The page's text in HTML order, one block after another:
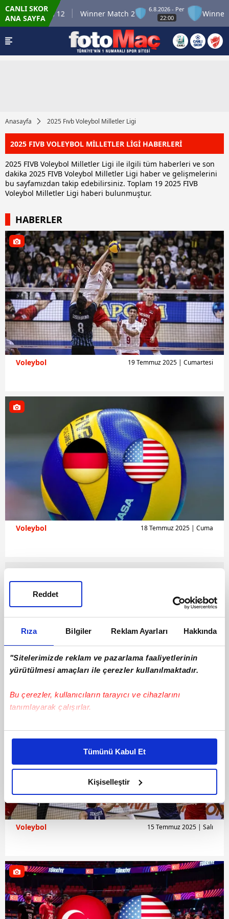
Rıza Bilgiler Reklam Ayarları Hakkında
"Sitelerimizde reklam ve pazarlama faaliyetlerinin
yürütülmesi amaçları ile çerezler kullanılmaktadır.
Bu çerezler, kullanıcıların tarayıcı ve cihazlarını
tanımlayarak çalışırlar.
Bu çerezlere izin vermeniz halinde sizlere özel
daha iyi reklam deneyimi yaşatabiliriz. Bunu yaparken
amacımızın size daha iyi bir reklam deneyimi sunmak
olduğunu ve sizlere en iyi içerikleri sunabilmek adına
elimizden gelen çabayı gösterdiğimizi ve bu noktada,
reklamların maliyetlerimizi karşılamak noktasında tek gelir
kalemimiz olduğunu sizlere hatırlatmak isteriz.
gösterilmeyecektir."
Sizlere daha iyi bir hizmet sunabilmek için İnternet
Sitemizde kendimize ve üçüncü kişilere ait çerezler
kullanılmaktadır. Bu çerezler vasıtasıyla çeşitli kişisel
Tümünü Kabul Et
Kişiselleştir
Reddet
CANLI SKOR
ANA SAYFA
Match 12 Winner Match 2
6.8.2026 - Per
22:00
Winner
Anasayfa 2025 Fıvb Voleybol Milletler Ligi
2025 FIVB VOLEYBOL MİLLETLER LİGİ HABERLERİ
2025 FIVB Voleybol Milletler Ligi ile ilgili tüm haberleri ve son
dakika 2025 FIVB Voleybol Milletler Ligi haber ve gelişmelerini
bu sayfamızdan takip edebilirsiniz. Toplam 19 2025 FIVB
Voleybol Milletler Ligi haberi bulunmuştur.
HABERLER
Voleybol 19 Temmuz 2025 | Cumartesi
Voleybol 18 Temmuz 2025 | Cuma
Voleybol 15 Temmuz 2025 | Salı